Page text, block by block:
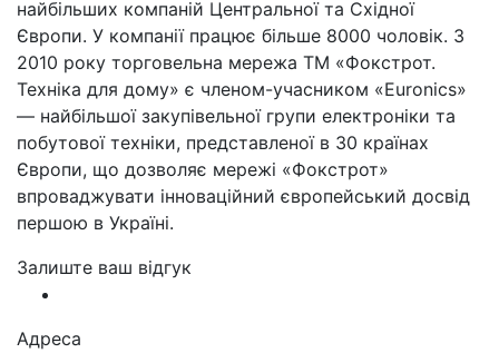
найбільших компаній Центральної та Східної
Європи. У компанії працює більше 8000 чоловік. З
2010 року торговельна мережа ТМ «Фокстрот.
Техніка для дому» є членом-учасником «Euronics»
— найбільшої закупівельної групи електроніки та
побутової техніки, представленої в 30 країнах
Європи, що дозволяє мережі «Фокстрот»
впроваджувати інноваційний європейський досвід
першою в Україні.
Залиште ваш відгук
Адреса